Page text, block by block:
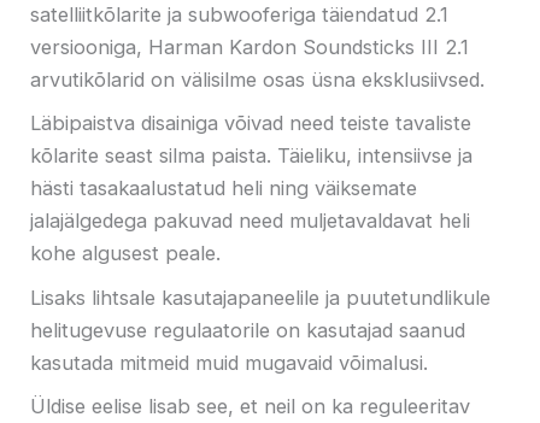
satelliitkõlarite ja subwooferiga täiendatud 2.1
versiooniga, Harman Kardon Soundsticks III 2.1
arvutikõlarid on välisilme osas üsna eksklusiivsed.
Läbipaistva disainiga võivad need teiste tavaliste
kõlarite seast silma paista. Täieliku, intensiivse ja
hästi tasakaalustatud heli ning väiksemate
jalajälgedega pakuvad need muljetavaldavat heli
kohe algusest peale.
Lisaks lihtsale kasutajapaneelile ja puutetundlikule
helitugevuse regulaatorile on kasutajad saanud
kasutada mitmeid muid mugavaid võimalusi.
Üldise eelise lisab see, et neil on ka reguleeritav